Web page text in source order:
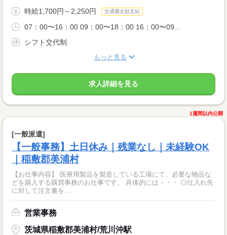
時給1,700円～2,250円 交通費全額支給
07：00〜16：00 09：00〜18：00 16：00〜09...
シフト交代制
もっと見る
求人詳細を見る
1週間以内公開
[一般派遣]
【一般事務】土日休み｜残業なし｜未経験OK
｜稲敷郡美浦村
【お仕事内容】 医療用製品を製造している工場にて、必要な物品な
どを購入する購買事務のお仕事です。 具体的には・・・ ◎仕入れ先
に対して注文書を...
営業事務
茨城県稲敷郡美浦村/荒川沖駅